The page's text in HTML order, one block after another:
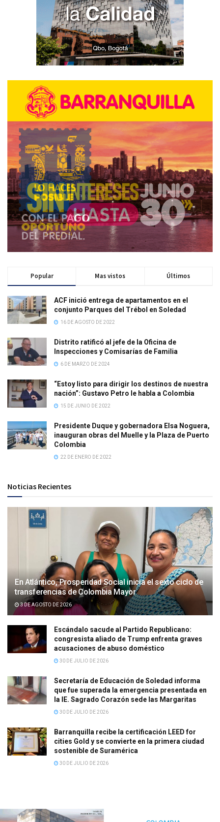
Popular Mas vistos Últimos
ACF inició entrega de apartamentos en el
conjunto Parques del Trébol en Soledad
16 DE AGOSTO DE 2022
Distrito ratificó al jefe de la Oficina de
Inspecciones y Comisarías de Familia
6 DE MARZO DE 2024
“Estoy listo para dirigir los destinos de nuestra
nación”: Gustavo Petro le habla a Colombia
15 DE JUNIO DE 2022
Presidente Duque y gobernadora Elsa Noguera,
inauguran obras del Muelle y la Plaza de Puerto
Colombia
22 DE ENERO DE 2022
Noticias Recientes
En Atlántico, Prosperidad Social inicia el sexto ciclo de
transferencias de Colombia Mayor
3 DE AGOSTO DE 2026
Escándalo sacude al Partido Republicano:
congresista aliado de Trump enfrenta graves
acusaciones de abuso doméstico
30 DE JULIO DE 2026
Secretaría de Educación de Soledad informa
que fue superada la emergencia presentada en
la IE. Sagrado Corazón sede las Margaritas
30 DE JULIO DE 2026
Barranquilla recibe la certificación LEED for
cities Gold y se convierte en la primera ciudad
sostenible de Suramérica
30 DE JULIO DE 2026